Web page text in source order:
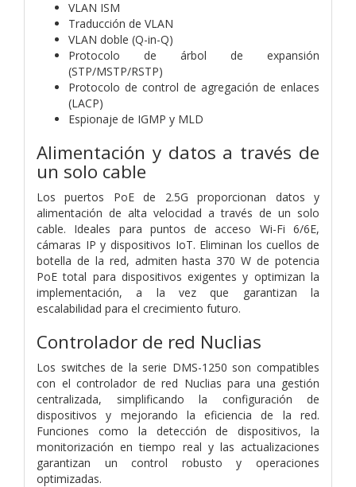
VLAN ISM
Traducción de VLAN
VLAN doble (Q-in-Q)
Protocolo de árbol de expansión
(STP/MSTP/RSTP)
Protocolo de control de agregación de enlaces
(LACP)
Espionaje de IGMP y MLD
Alimentación y datos a través de
un solo cable
Los puertos PoE de 2.5G proporcionan datos y
alimentación de alta velocidad a través de un solo
cable. Ideales para puntos de acceso Wi-Fi 6/6E,
cámaras IP y dispositivos IoT. Eliminan los cuellos de
botella de la red, admiten hasta 370 W de potencia
PoE total para dispositivos exigentes y optimizan la
implementación, a la vez que garantizan la
escalabilidad para el crecimiento futuro.
Controlador de red Nuclias
Los switches de la serie DMS-1250 son compatibles
con el controlador de red Nuclias para una gestión
centralizada, simplificando la configuración de
dispositivos y mejorando la eficiencia de la red.
Funciones como la detección de dispositivos, la
monitorización en tiempo real y las actualizaciones
garantizan un control robusto y operaciones
optimizadas.